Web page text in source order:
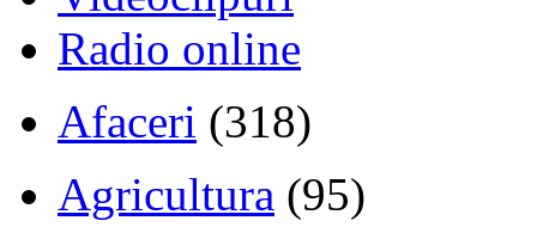
Radio online
Afaceri (318)
Agricultura (95)